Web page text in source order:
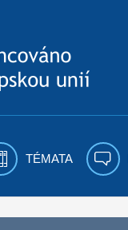
TÉMATA